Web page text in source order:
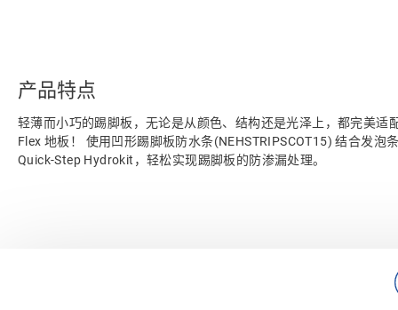
产品特点
轻薄而小巧的踢脚板，无论是从颜色、结构还是光泽上，都完美适
Flex 地板！ 使用凹形踢脚板防水条(NEHSTRIPSCOT15) 结合发泡
Quick-Step Hydrokit，轻松实现踢脚板的防渗漏处理。